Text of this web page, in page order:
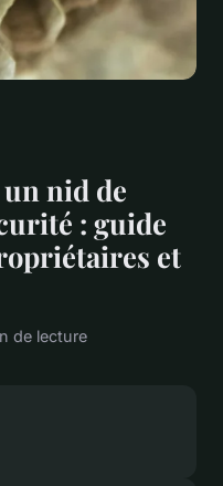
nid de
: guide
et
de lecture